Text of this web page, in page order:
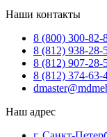
Наши контакты
8 (800) 300-82-
8 (812) 938-28-
8 (812) 907-28-
8 (812) 374-63-
Наш адрес